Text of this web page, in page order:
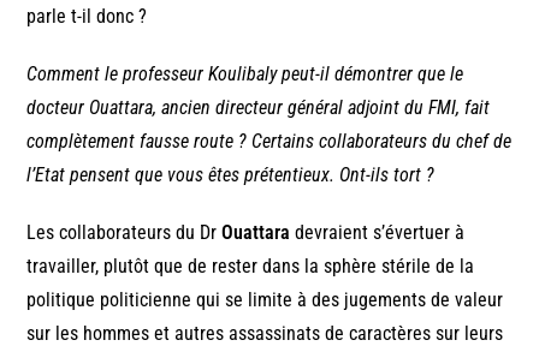
parle t-il donc ?
Comment le professeur Koulibaly peut-il démontrer que le
docteur Ouattara, ancien directeur général adjoint du FMI, fait
complètement fausse route ? Certains collaborateurs du chef de
l’Etat pensent que vous êtes prétentieux. Ont-ils tort ?
Les collaborateurs du DrOuattara devraient s’évertuer à
travailler, plutôt que de rester dans la sphère stérile de la
politique politicienne qui se limite à des jugements de valeur
sur les hommes et autres assassinats de caractères sur leurs